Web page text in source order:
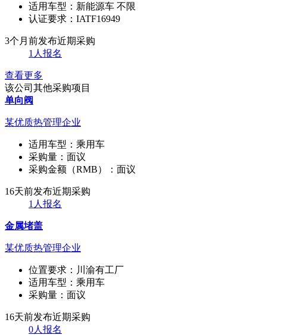
适用车型： 新能源车 不限
认证要求： IATF16949
3个月前发布近期采购
1人报名
查看更多
该公司其他采购项目
单向阀
某优质热管理企业
适用车型： 乘用车
采购量： 面议
采购金额（RMB）： 面议
16天前发布近期采购
1人报名
金属堵盖
某优质热管理企业
位置要求： 川渝有工厂
适用车型： 乘用车
采购量： 面议
16天前发布近期采购
0人报名